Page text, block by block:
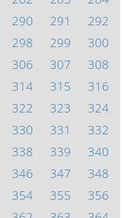
290 291
292
298 299
300
306 307
308
314 315
316
322 323
324
330 331
332
338 339
340
346 347
348
354 355
356